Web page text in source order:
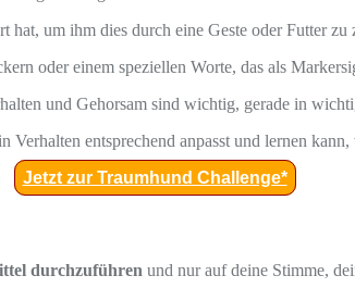
hat, um ihm dies durch eine Geste oder Futter zu
oder einem speziellen Worte, das als
und Gehorsam sind wichtig, gerade in
entsprechend anpasst und lernen
Jetzt zur Traumhund Challenge*
durchzuführen und nur auf deine Stimme,